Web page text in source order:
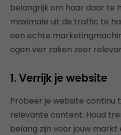
belangrijk om haar daar te
maximale uit de traffic te
een echte
ogen vier zaken zeer
1. Verrijk je website
Probeer je website continu
relevante content. Houd
belang zijn voor jouw